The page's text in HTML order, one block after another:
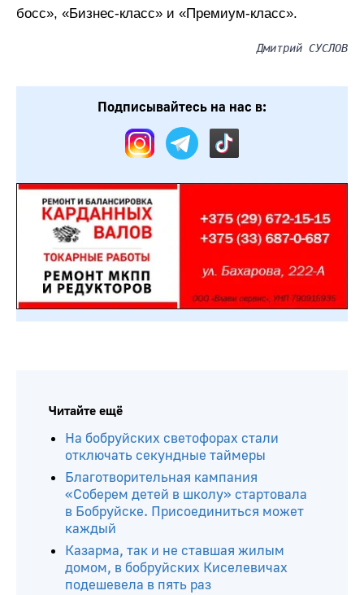
босс», «Бизнес-класс» и «Премиум-класс».
Дмитрий СУСЛОВ
Подписывайтесь на нас в:
Читайте ещё
На бобруйских светофорах стали
отключать секундные таймеры
Благотворительная кампания
«Соберем детей в школу» стартовала
в Бобруйске. Присоединиться может
каждый
Казарма, так и не ставшая жилым
домом, в бобруйских Киселевичах
подешевела в пять раз